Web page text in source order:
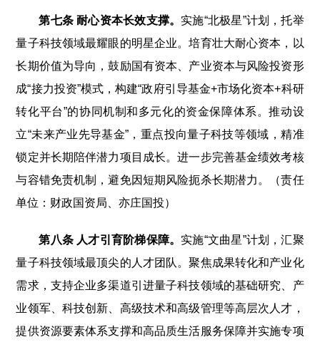
第七条 耐心资本长效支撑。 实施“北极星”计划，托举
量子科技领域最耀眼的明星企业。培育壮大耐心资本，以
长期价值为导向，鼓励国有资本、产业资本与风险投资形
成“接力投资”模式，构建“政府引导基金+市场化资本+科研
转化平台”的协同机制和多元化的资金保障体系。推动设
立“未来产业先导基金”，重点投向量子科技等领域，精准
锁定并长期陪伴潜力项目成长。进一步完善基金绩效考核
与容错免责机制，避免因短期风险扼杀长期潜力。（责任
单位：财政国资局、亦庄国投）
第八条 人才引育阶梯保障。 实施“文曲星”计划，汇聚
量子科技领域最顶尖的人才团队。聚焦成果转化和产业化
需求，支持企业多渠道引进量子科技领域的基础研究、产
业领军、科技创新、高级技术和高级管理等高层次人才，
提供资源要素体系支撑和高品质生活服务保障并实施专项